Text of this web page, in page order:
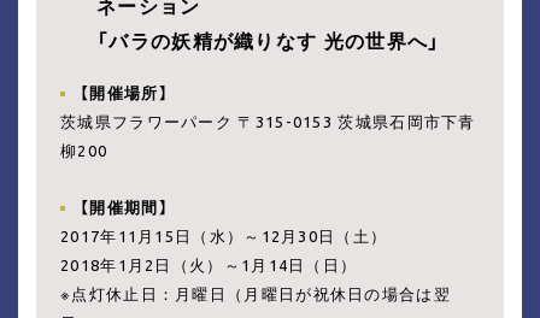
ネーション
「バラの妖精が織りなす 光の世界へ」
【開催場所】
茨城県フラワーパーク 〒315-0153 茨城県石岡市下青
柳200
【開催期間】
2017年11月15日（水）～12月30日（土）
2018年1月2日（火）～1月14日（日）
※点灯休止日：月曜日（月曜日が祝休日の場合は翌